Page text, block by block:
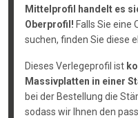
Mittelprofil handelt es
Oberprofil! Falls Sie eine
suchen, finden Sie diese
Dieses Verlegeprofil ist
Massivplatten in einer
bei der Bestellung die
sodass wir Ihnen den